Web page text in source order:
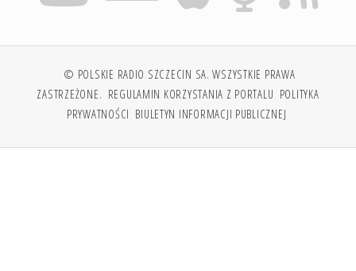
© POLSKIE RADIO SZCZECIN SA. WSZYSTKIE PRAWA
ZASTRZEŻONE. REGULAMIN KORZYSTANIA Z PORTALU POLITYKA
PRYWATNOŚCI BIULETYN INFORMACJI PUBLICZNEJ